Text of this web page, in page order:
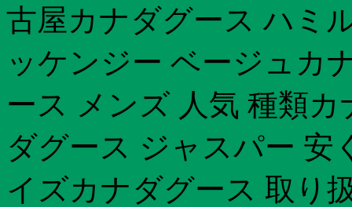
古屋カナダグース ハミ
ッケンジー ベージュカ
ース メンズ 人気 種類
ダグース ジャスパー 安
イズカナダグース 取り